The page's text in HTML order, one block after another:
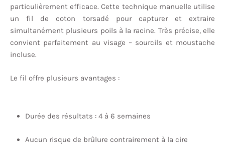
particulièrement efficace. Cette technique manuelle utilise
un fil de coton torsadé pour capturer et extraire
simultanément plusieurs poils à la racine. Très précise, elle
convient parfaitement au visage – sourcils et moustache
incluse.
Le fil offre plusieurs avantages :
Durée des résultats : 4 à 6 semaines
Aucun risque de brûlure contrairement à la cire